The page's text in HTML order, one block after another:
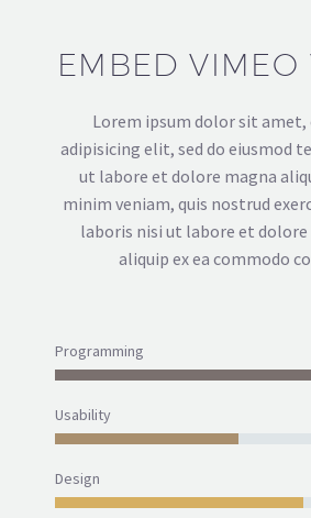
EMBED VIMEO
Lorem ipsum dolor sit
adipisicing elit, sed do eiusmod
ut labore et dolore magna
minim veniam, quis nostrud
laboris nisi ut labore et dolore
aliquip ex ea commodo
Programming
Usability
Design